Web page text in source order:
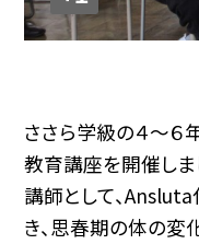
ささら学級の４～６
教育講座を開催しま
講師として、
き、思春期の体の変